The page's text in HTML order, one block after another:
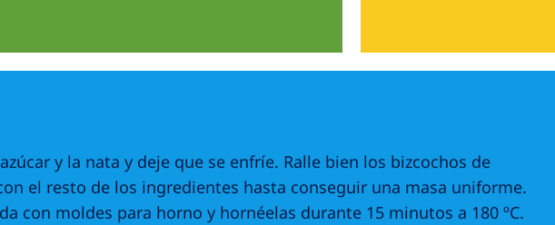
y la nata y deje que se enfríe. Ralle bien los bizcochos de
el resto de los ingredientes hasta conseguir una masa uniforme.
con moldes para horno y hornéelas durante 15 minutos a 180 ºC.